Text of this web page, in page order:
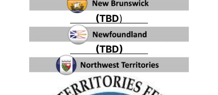
(TBD)
(TBD)